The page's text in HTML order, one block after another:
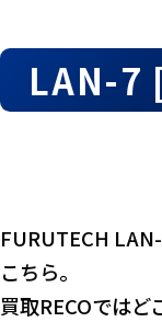
LAN-7
FURUTECH
こちら。
買取RECOでは